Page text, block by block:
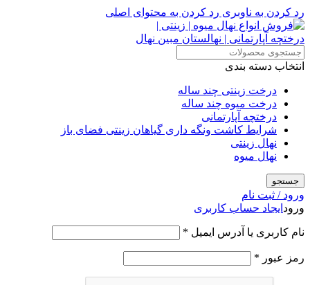
رد کردن به ناوبری رد کردن به محتوای اصلی
انتخاب دسته بندی
درخت زینتی چند ساله
درخت میوه چند ساله
درختچه آپارتمانی
شرایط کاشت ونگه داری گیاهان زینتی فضای باز
نهال زینتی
نهال میوه
جستجو
ورود / ثبت نام
ورود ایجاد حساب کاربری
نام کاربری یا آدرس ایمیل *
رمز عبور *